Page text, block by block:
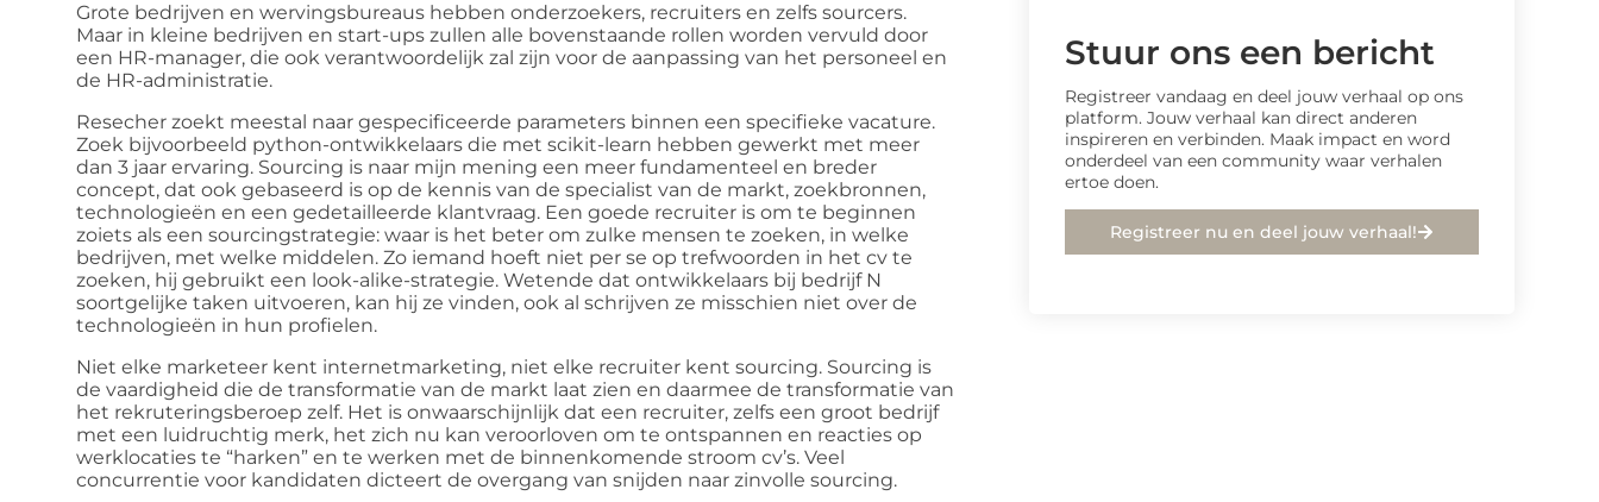
Grote bedrijven en wervingsbureaus hebben onderzoekers, recruiters en zelfs sourcers.
Maar in kleine bedrijven en start-ups zullen alle bovenstaande rollen worden vervuld door
een HR-manager, die ook verantwoordelijk zal zijn voor de aanpassing van het personeel en
de HR-administratie.
Resecher zoekt meestal naar gespecificeerde parameters binnen een specifieke vacature.
Zoek bijvoorbeeld python-ontwikkelaars die met scikit-learn hebben gewerkt met meer
dan 3 jaar ervaring. Sourcing is naar mijn mening een meer fundamenteel en breder
concept, dat ook gebaseerd is op de kennis van de specialist van de markt, zoekbronnen,
technologieën en een gedetailleerde klantvraag. Een goede recruiter is om te beginnen
zoiets als een sourcingstrategie: waar is het beter om zulke mensen te zoeken, in welke
bedrijven, met welke middelen. Zo iemand hoeft niet per se op trefwoorden in het cv te
zoeken, hij gebruikt een look-alike-strategie. Wetende dat ontwikkelaars bij bedrijf N
soortgelijke taken uitvoeren, kan hij ze vinden, ook al schrijven ze misschien niet over de
technologieën in hun profielen.
Niet elke marketeer kent internetmarketing, niet elke recruiter kent sourcing. Sourcing is
de vaardigheid die de transformatie van de markt laat zien en daarmee de transformatie van
het rekruteringsberoep zelf. Het is onwaarschijnlijk dat een recruiter, zelfs een groot bedrijf
met een luidruchtig merk, het zich nu kan veroorloven om te ontspannen en reacties op
werklocaties te “harken” en te werken met de binnenkomende stroom cv’s. Veel
concurrentie voor kandidaten dicteert de overgang van snijden naar zinvolle sourcing.
Stuur ons een bericht
Registreer vandaag en deel jouw verhaal op ons
platform. Jouw verhaal kan direct anderen
inspireren en verbinden. Maak impact en word
onderdeel van een community waar verhalen
ertoe doen.
Registreer nu en deel jouw verhaal!